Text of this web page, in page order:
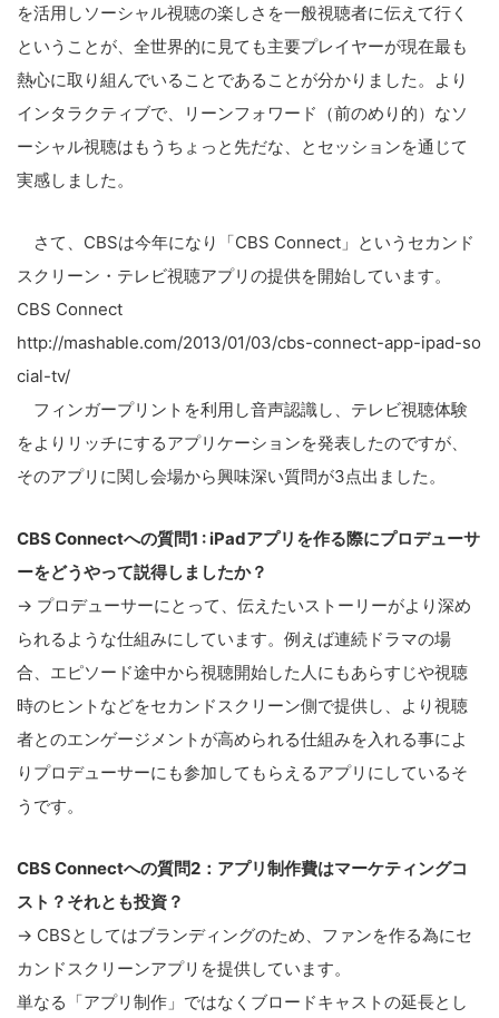
を活用しソーシャル視聴の楽しさを一般視聴者に伝えて行く
ということが、全世界的に見ても主要プレイヤーが現在最も
熱心に取り組んでいることであることが分かりました。より
インタラクティブで、リーンフォワード（前のめり的）なソ
ーシャル視聴はもうちょっと先だな、とセッションを通じて
実感しました。
さて、CBSは今年になり「CBS Connect」というセカンド
スクリーン・テレビ視聴アプリの提供を開始しています。
CBS Connect
http://mashable.com/2013/01/03/cbs-connect-app-ipad-so
cial-tv/
フィンガープリントを利用し音声認識し、テレビ視聴体験
をよりリッチにするアプリケーションを発表したのですが、
そのアプリに関し会場から興味深い質問が3点出ました。
CBS Connectへの質問1 : iPadアプリを作る際にプロデューサ
ーをどうやって説得しましたか？
→ プロデューサーにとって、伝えたいストーリーがより深め
られるような仕組みにしています。例えば連続ドラマの場
合、エピソード途中から視聴開始した人にもあらすじや視聴
時のヒントなどをセカンドスクリーン側で提供し、より視聴
者とのエンゲージメントが高められる仕組みを入れる事によ
りプロデューサーにも参加してもらえるアプリにしているそ
うです。
CBS Connectへの質問2：アプリ制作費はマーケティングコ
スト？それとも投資？
→ CBSとしてはブランディングのため、ファンを作る為にセ
カンドスクリーンアプリを提供しています。
単なる「アプリ制作」ではなくブロードキャストの延長とし